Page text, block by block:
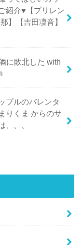
紹介♥【プリレン
】【吉田凜音】
に敗北した with
プルのバレンタ
りくま からのサ
、、、